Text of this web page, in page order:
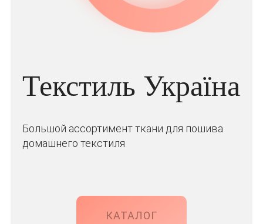
Текстиль Україна
Большой ассортимент ткани для пошива
домашнего текстиля
КАТАЛОГ